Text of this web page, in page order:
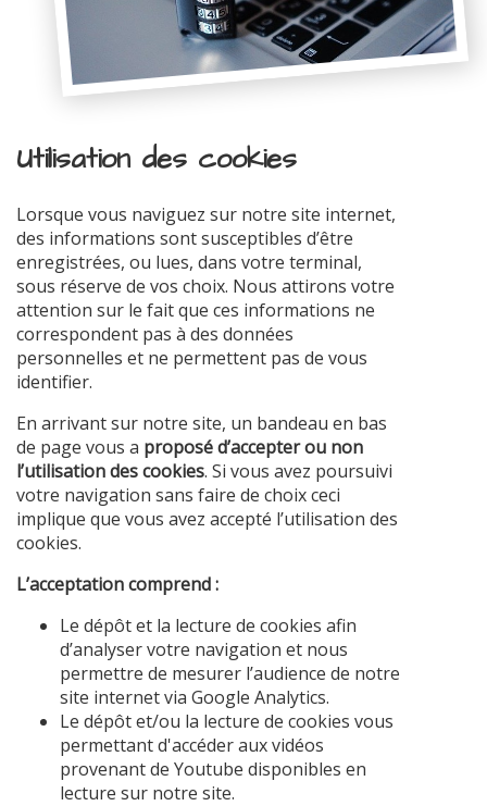
Utilisation des cookies
Lorsque vous naviguez sur notre site internet,
des informations sont susceptibles d’être
enregistrées, ou lues, dans votre terminal,
sous réserve de vos choix. Nous attirons votre
attention sur le fait que ces informations ne
correspondent pas à des données
personnelles et ne permettent pas de vous
identifier.
En arrivant sur notre site, un bandeau en bas
de page vous a proposé d’accepter ou non
l’utilisation des cookies. Si vous avez poursuivi
votre navigation sans faire de choix ceci
implique que vous avez accepté l’utilisation des
cookies.
L’acceptation comprend :
Le dépôt et la lecture de cookies afin
d’analyser votre navigation et nous
permettre de mesurer l’audience de notre
site internet via Google Analytics.
Le dépôt et/ou la lecture de cookies vous
permettant d'accéder aux vidéos
provenant de Youtube disponibles en
lecture sur notre site.